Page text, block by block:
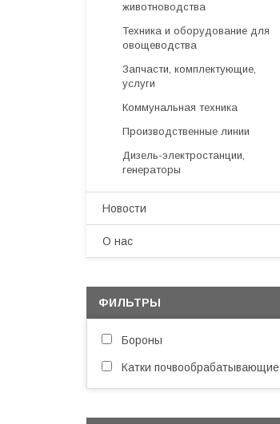
животноводства
Техника и оборудование для
овощеводства
Запчасти, комплектующие,
услуги
Коммунальная техника
Производственные линии
Дизель-электростанции,
генераторы
Новости
О нас
ФИЛЬТРЫ
Бороны
Катки почвообрабатывающие